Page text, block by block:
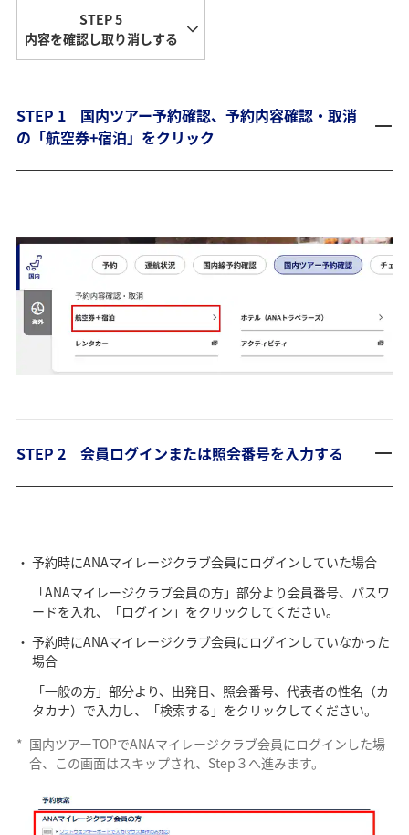
STEP 5
内容を確認し取り消しする
STEP 1 国内ツアー予約確認、予約内容確認・取消
の「航空券+宿泊」をクリック
STEP 2 会員ログインまたは照会番号を入力する
予約時にANAマイレージクラブ会員にログインしていた場合
「ANAマイレージクラブ会員の方」部分より会員番号、パスワ
ードを入れ、「ログイン」をクリックしてください。
予約時にANAマイレージクラブ会員にログインしていなかった
場合
「一般の方」部分より、出発日、照会番号、代表者の性名（カ
タカナ）で入力し、「検索する」をクリックしてください。
* 国内ツアーTOPでANAマイレージクラブ会員にログインした場
合、この画面はスキップされ、Step３へ進みます。